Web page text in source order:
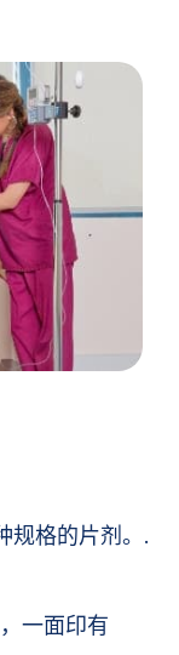
格的片剂。.
一面印有